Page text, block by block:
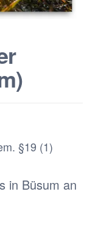
§19 (1)
in Büsum an